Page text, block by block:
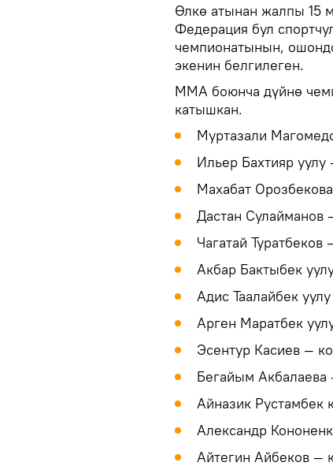
Өлкө атынан жалпы 15
Федерация бул
чемпионатынын,
экенин белгилеген.
ММА боюнча дүйнө
катышкан.
Муртазали
Ильер Бахтияр уулу
Махабат
Дастан Сулайманов
Чагатай Туратбеков
Акбар Бактыбек
Адис Таалайбек
Арген Маратбек
Эсентур Касиев —
Бегайым Акбалаева
Айназик Рустамбек
Александр
Айтегин Айбеков —